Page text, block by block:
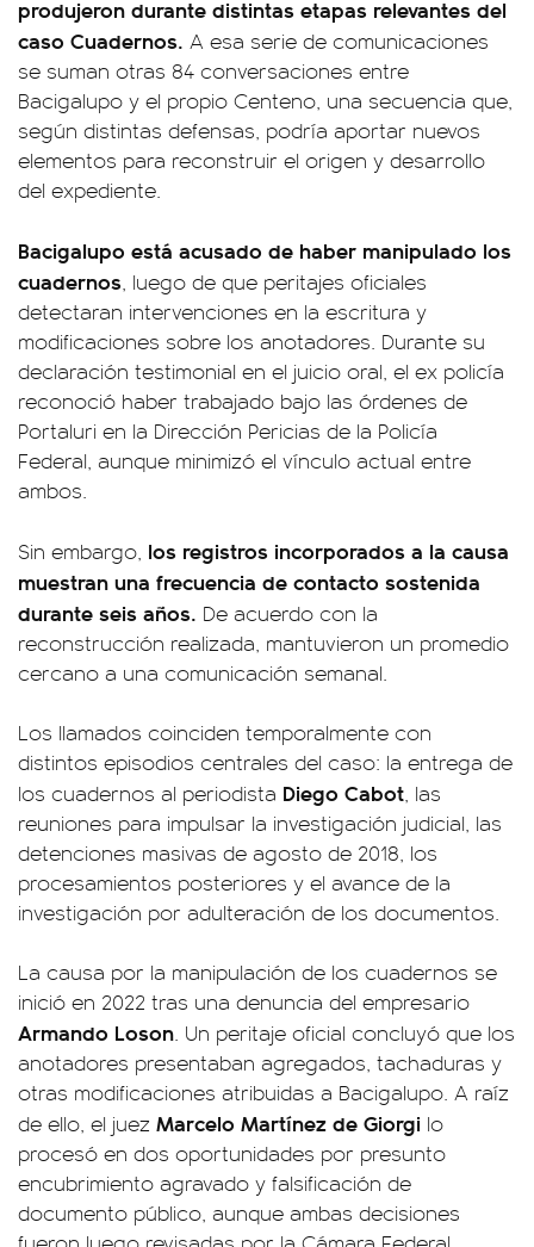
produjeron durante distintas etapas relevantes del
caso Cuadernos. A esa serie de comunicaciones
se suman otras 84 conversaciones entre
Bacigalupo y el propio Centeno, una secuencia que,
según distintas defensas, podría aportar nuevos
elementos para reconstruir el origen y desarrollo
del expediente.
Bacigalupo está acusado de haber manipulado los
cuadernos, luego de que peritajes oficiales
detectaran intervenciones en la escritura y
modificaciones sobre los anotadores. Durante su
declaración testimonial en el juicio oral, el ex policía
reconoció haber trabajado bajo las órdenes de
Portaluri en la Dirección Pericias de la Policía
Federal, aunque minimizó el vínculo actual entre
ambos.
Sin embargo, los registros incorporados a la causa
muestran una frecuencia de contacto sostenida
durante seis años. De acuerdo con la
reconstrucción realizada, mantuvieron un promedio
cercano a una comunicación semanal.
Los llamados coinciden temporalmente con
distintos episodios centrales del caso: la entrega de
los cuadernos al periodista Diego Cabot, las
reuniones para impulsar la investigación judicial, las
detenciones masivas de agosto de 2018, los
procesamientos posteriores y el avance de la
investigación por adulteración de los documentos.
La causa por la manipulación de los cuadernos se
inició en 2022 tras una denuncia del empresario
Armando Loson. Un peritaje oficial concluyó que los
anotadores presentaban agregados, tachaduras y
otras modificaciones atribuidas a Bacigalupo. A raíz
de ello, el juez Marcelo Martínez de Giorgi lo
procesó en dos oportunidades por presunto
encubrimiento agravado y falsificación de
documento público, aunque ambas decisiones